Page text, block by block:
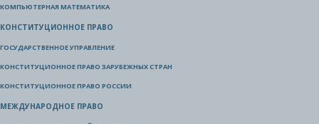
КОМПЬЮТЕРНАЯ МАТЕМАТИКА
КОНСТИТУЦИОННОЕ ПРАВО
ГОСУДАРСТВЕННОЕ УПРАВЛЕНИЕ
КОНСТИТУЦИОННОЕ ПРАВО ЗАРУБЕЖНЫХ СТРАН
КОНСТИТУЦИОННОЕ ПРАВО РОССИИ
МЕЖДУНАРОДНОЕ ПРАВО